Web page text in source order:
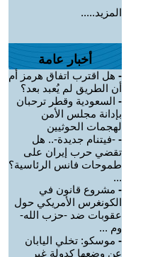
المزيد.....
أخبار عامة
- هل اقترب اتفاق هرمز أم
أن الطريق لم يُعبد بعد؟
- السعودية وقطر ترحبان
بإدانة مجلس الأمن
لهجمات الحوثيين
- -فيتنام جديدة-.. هل
تقضي حرب إيران على
طموحات فانس الرئاسية؟
...
- مشروع قانون في
الكونغرس الأمريكي حول
عقوبات ضد -حزب الله-
وم ...
- موسكو: تخلي اليابان
عن وضعها كدولة غير